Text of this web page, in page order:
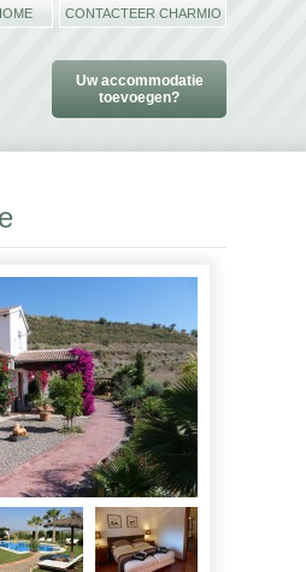
Uw accommodatie
toevoegen?
CONTACTEER CHARMIO